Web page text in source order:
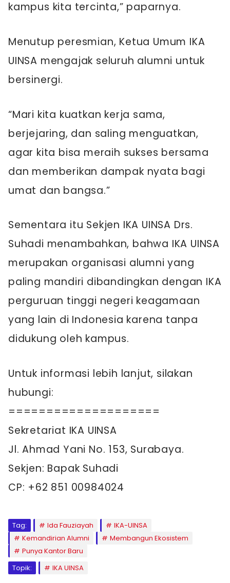
kampus kita tercinta,” paparnya.
Menutup peresmian, Ketua Umum IKA
UINSA mengajak seluruh alumni untuk
bersinergi.
“Mari kita kuatkan kerja sama,
berjejaring, dan saling menguatkan,
agar kita bisa meraih sukses bersama
dan memberikan dampak nyata bagi
umat dan bangsa.”
Sementara itu Sekjen IKA UINSA Drs.
Suhadi menambahkan, bahwa IKA UINSA
merupakan organisasi alumni yang
paling mandiri dibandingkan dengan IKA
perguruan tinggi negeri keagamaan
yang lain di Indonesia karena tanpa
didukung oleh kampus.
Untuk informasi lebih lanjut, silakan
hubungi:
====================
Sekretariat IKA UINSA
Jl. Ahmad Yani No. 153, Surabaya.
Sekjen: Bapak Suhadi
CP: +62 851 00984024
Tag: Ida Fauziayah
IKA-UINSA
Kemandirian Alumni
Membangun Ekosistem
Punya Kantor Baru
Topik:
IKA UINSA